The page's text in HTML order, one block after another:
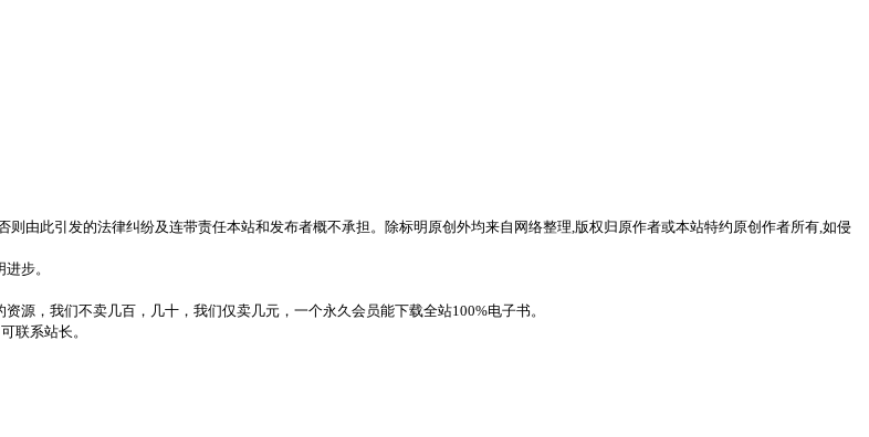
由此引发的法律纠纷及连带责任本站和发布者概不承担。除标明原创外均来自网络整理,版权归原作者或本站特约原创作者所有,如侵
步。
源，我们不卖几百，几十，我们仅卖几元，一个永久会员能下载全站100%电子书。
联系站长。